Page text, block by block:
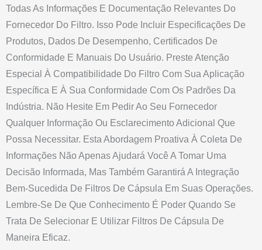
Todas As Informações E Documentação Relevantes Do
Fornecedor Do Filtro. Isso Pode Incluir Especificações De
Produtos, Dados De Desempenho, Certificados De
Conformidade E Manuais Do Usuário. Preste Atenção
Especial À Compatibilidade Do Filtro Com Sua Aplicação
Específica E À Sua Conformidade Com Os Padrões Da
Indústria. Não Hesite Em Pedir Ao Seu Fornecedor
Qualquer Informação Ou Esclarecimento Adicional Que
Possa Necessitar. Esta Abordagem Proativa À Coleta De
Informações Não Apenas Ajudará Você A Tomar Uma
Decisão Informada, Mas Também Garantirá A Integração
Bem-Sucedida De Filtros De Cápsula Em Suas Operações.
Lembre-Se De Que Conhecimento É Poder Quando Se
Trata De Selecionar E Utilizar Filtros De Cápsula De
Maneira Eficaz.